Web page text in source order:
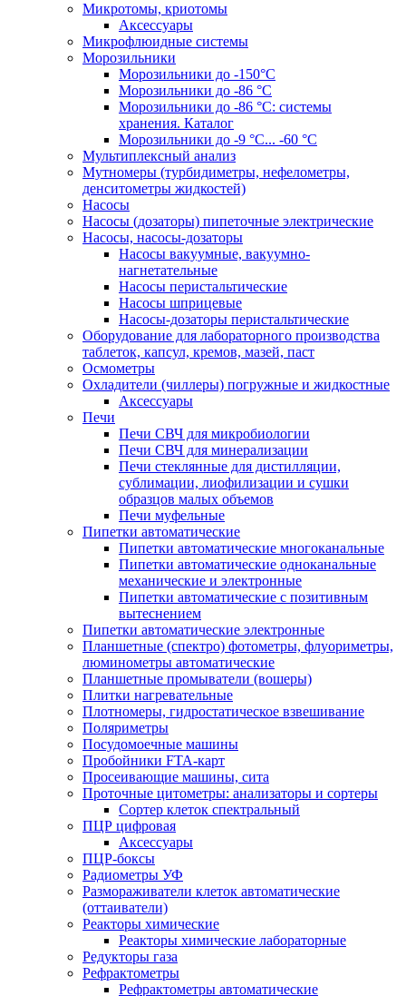
Микротомы, криотомы
Аксессуары
Микрофлюидные системы
Морозильники
Морозильники до -150°С
Морозильники до -86 °C
Морозильники до -86 °C: системы
хранения. Каталог
Морозильники до -9 °C... -60 °C
Мультиплексный анализ
Мутномеры (турбидиметры, нефелометры,
денситометры жидкостей)
Насосы
Насосы (дозаторы) пипеточные электрические
Насосы, насосы-дозаторы
Насосы вакуумные, вакуумно-
нагнетательные
Насосы перистальтические
Насосы шприцевые
Насосы-дозаторы перистальтические
Оборудование для лабораторного производства
таблеток, капсул, кремов, мазей, паст
Осмометры
Охладители (чиллеры) погружные и жидкостные
Аксессуары
Печи
Печи СВЧ для микробиологии
Печи СВЧ для минерализации
Печи стеклянные для дистилляции,
сублимации, лиофилизации и сушки
образцов малых объемов
Печи муфельные
Пипетки автоматические
Пипетки автоматические многоканальные
Пипетки автоматические одноканальные
механические и электронные
Пипетки автоматические с позитивным
вытеснением
Пипетки автоматические электронные
Планшетные (спектро) фотометры, флуориметры,
люминометры автоматические
Планшетные промыватели (вошеры)
Плитки нагревательные
Плотномеры, гидростатическое взвешивание
Поляриметры
Посудомоечные машины
Пробойники FTA-карт
Просеивающие машины, сита
Проточные цитометры: анализаторы и сортеры
Сортер клеток спектральный
ПЦР цифровая
Аксессуары
ПЦР-боксы
Радиометры УФ
Размораживатели клеток автоматические
(оттаиватели)
Реакторы химические
Реакторы химические лабораторные
Редукторы газа
Рефрактометры
Рефрактометры автоматические